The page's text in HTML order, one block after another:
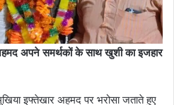
अपने समर्थकों के साथ खुशी का इजहार
इफ्तेखार अहमद पर भरोसा जताते हुए